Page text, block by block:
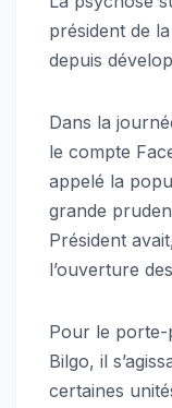
président de
depuis
Dans la
le compte
appelé la
grande
Président
l’ouverture
Pour le porte-
Bilgo, il
certaines